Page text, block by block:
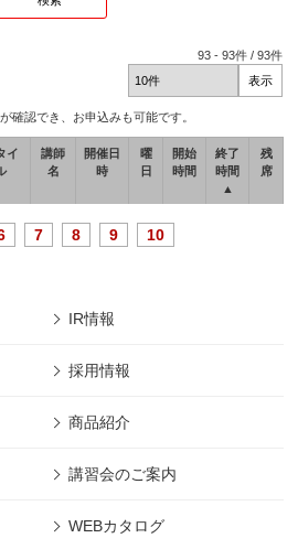
93 -93件 /93件
確認でき、お申込みも可能です。
イ
講師
名
開催日
時
曜
日
開始
時間
終了
時間
▲
残
席
7 8 9 10
IR情報
採用情報
商品紹介
講習会のご案内
WEBカタログ